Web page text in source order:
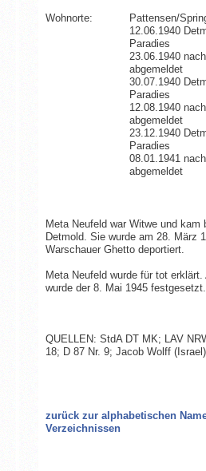
Wohnorte:
Pattensen/
12.06.1940
Paradies
23.06.1940
abgemeldet
30.07.1940
Paradies
12.08.1940
abgemeldet
23.12.1940
Paradies
08.01.1941
abgemeldet
Meta Neufeld war Witwe und kam
Detmold. Sie wurde am 28. März
Warschauer Ghetto deportiert.
Meta Neufeld wurde für tot
wurde der 8. Mai 1945 festgesetzt.
QUELLEN: StdA DT MK; LAV
18; D 87 Nr. 9; Jacob Wolff
zurück zur alphabetischen
Verzeichnissen